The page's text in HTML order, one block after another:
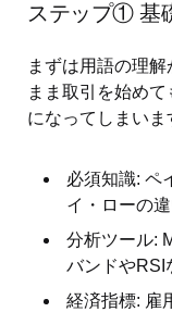
ステップ① 基
まずは用語の理
まま取引を始め
になってしまいま
必須知識: ペ
イ・ローの
分析ツール:
バンドやRSI
経済指標: 雇